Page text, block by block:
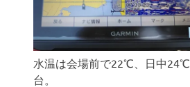
水温は会場前で22℃、日中24℃
台。